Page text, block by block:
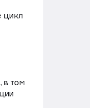
цикл
в том